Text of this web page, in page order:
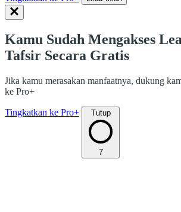
Kamu Sudah Mengakses
Tafsir Secara Gratis
Jika kamu merasakan manfaatnya, dukung
ke Pro+
Tingkatkan ke Pro+ Tutup
7